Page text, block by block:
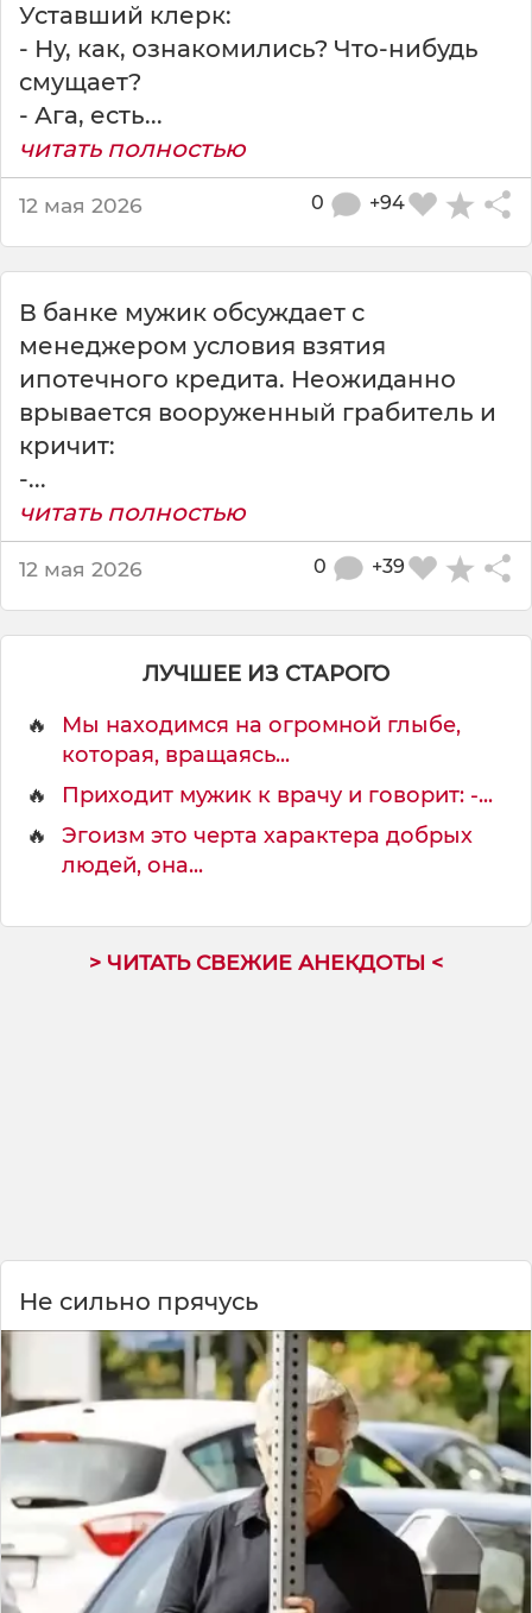
Уставший клерк:
- Ну, как, ознакомились? Что-нибудь
смущает?
- Ага, есть...
читать полностью
12 мая 2026 +94
0
В банке мужик обсуждает с
менеджером условия взятия
ипотечного кредита. Неожиданно
врывается вооруженный грабитель и
кричит:
-...
читать полностью
12 мая 2026 +39
0
ЛУЧШЕЕ ИЗ СТАРОГО
🔥
Мы находимся на огромной глыбе,
которая, вращаясь...
🔥
Приходит мужик к врачу и говорит: -...
🔥
Эгоизм это черта характера добрых
людей, она...
> ЧИТАТЬ СВЕЖИЕ АНЕКДОТЫ <
Не сильно прячусь